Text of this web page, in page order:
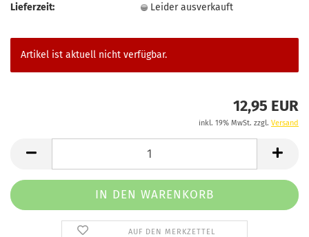
Lieferzeit:
Leider ausverkauft
Artikel ist aktuell nicht verfügbar.
12,95 EUR
inkl. 19% MwSt. zzgl. Versand
AUF DEN MERKZETTEL